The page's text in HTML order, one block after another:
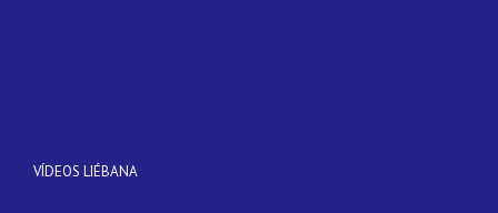
VÍDEOS LIÉBANA